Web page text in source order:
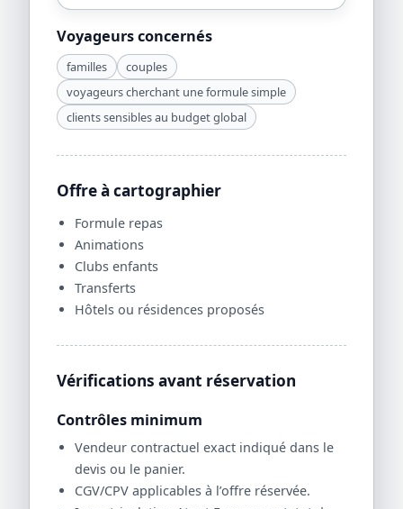
Voyageurs concernés
familles
couples
voyageurs cherchant une formule simple
clients sensibles au budget global
Offre à cartographier
Formule repas
Animations
Clubs enfants
Transferts
Hôtels ou résidences proposés
Vérifications avant réservation
Contrôles minimum
Vendeur contractuel exact indiqué dans le
devis ou le panier.
CGV/CPV applicables à l’offre réservée.